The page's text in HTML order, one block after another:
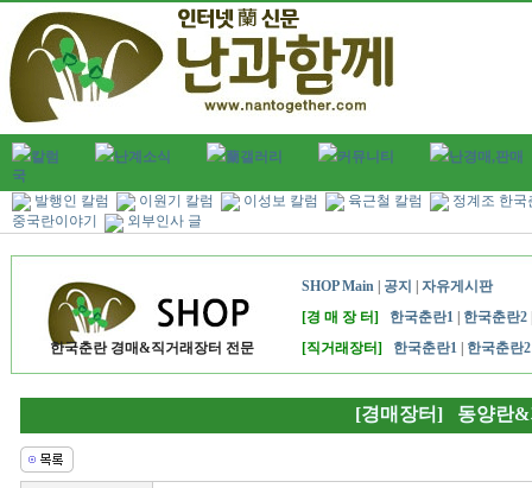
칼럼 난계소식 蘭갤러리 커뮤니티
난경매,판매
국
발행인 칼럼
이원기 칼럼 이성보 칼럼 육근철 칼럼
정계조 한국
중국란이야기
외부인사 글
한국춘란 경매&직거래장터 전문
SHOP Main 공지
자유게시판
[경 매 장 터]
한국춘란1 한국춘란2
[직거래장터]
한국춘란1 한국춘란2
[경매장터] 동양란&